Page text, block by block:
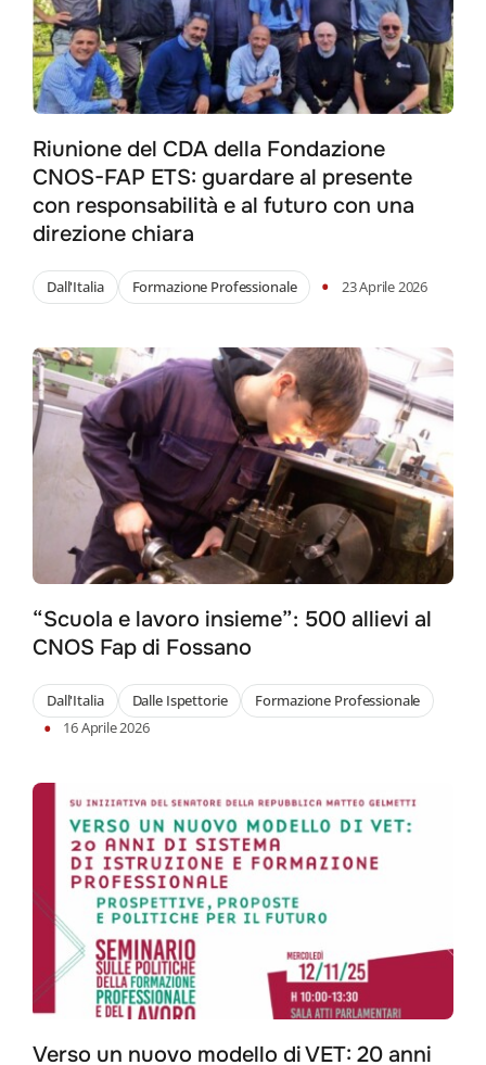
Riunione del CDA della Fondazione
CNOS-FAP ETS: guardare al presente
con responsabilità e al futuro con una
direzione chiara
Dall'Italia Formazione Professionale • 23 Aprile 2026
“Scuola e lavoro insieme”: 500 allievi al
CNOS Fap di Fossano
Dall'Italia Dalle Ispettorie Formazione Professionale
• 16 Aprile 2026
Verso un nuovo modello di VET: 20 anni